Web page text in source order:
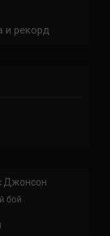
и рекорд
Джонсон
бой